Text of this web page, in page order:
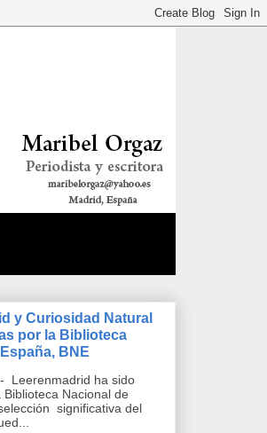
y Curiosidad Natural
por la Biblioteca
BNE
Leerenmadrid ha sido
Nacional de
significativa del